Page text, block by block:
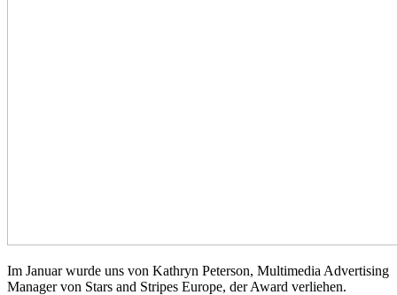
Im Januar wurde uns von Kathryn Peterson, Multimedia Advertising
Manager von Stars and Stripes Europe, der Award verliehen.